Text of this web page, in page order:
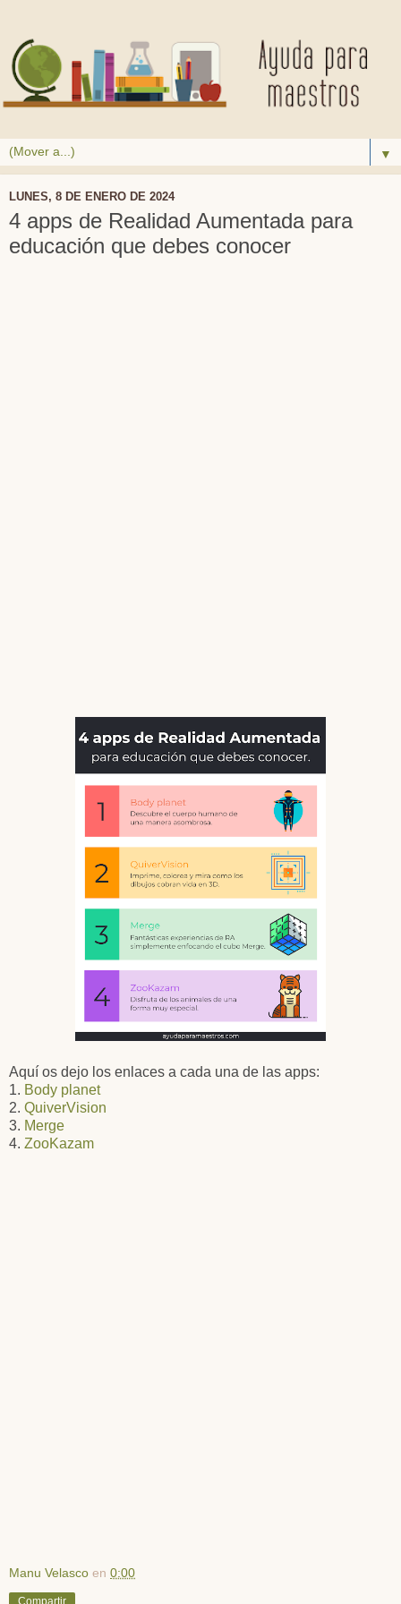
▼
LUNES, 8 DE ENERO DE 2024
4 apps de Realidad Aumentada para
educación que debes conocer
Aquí os dejo los enlaces a cada una de las apps:
1. Body planet
2. QuiverVision
3. Merge
4. ZooKazam
Manu Velasco en 0:00
Compartir